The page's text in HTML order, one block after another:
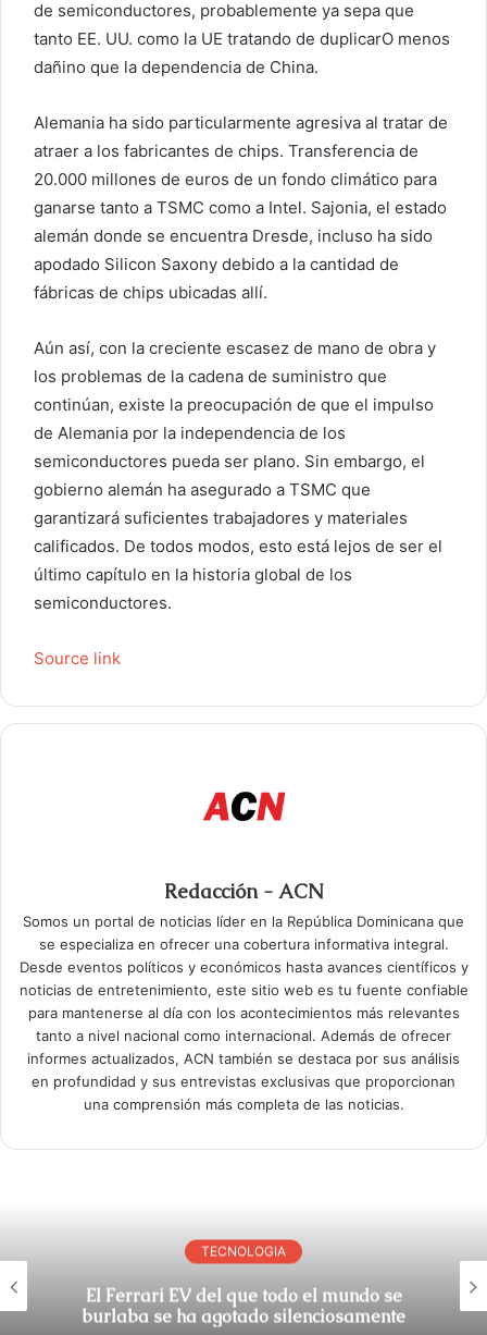
de semiconductores, probablemente ya sepa que
tanto EE. UU. como la UE tratando de duplicarO menos
dañino que la dependencia de China.
Alemania ha sido particularmente agresiva al tratar de
atraer a los fabricantes de chips. Transferencia de
20.000 millones de euros de un fondo climático para
ganarse tanto a TSMC como a Intel. Sajonia, el estado
alemán donde se encuentra Dresde, incluso ha sido
apodado Silicon Saxony debido a la cantidad de
fábricas de chips ubicadas allí.
Aún así, con la creciente escasez de mano de obra y
los problemas de la cadena de suministro que
continúan, existe la preocupación de que el impulso
de Alemania por la independencia de los
semiconductores pueda ser plano. Sin embargo, el
gobierno alemán ha asegurado a TSMC que
garantizará suficientes trabajadores y materiales
calificados. De todos modos, esto está lejos de ser el
último capítulo en la historia global de los
semiconductores.
Source link
Redacción - ACN
Somos un portal de noticias líder en la República Dominicana que
se especializa en ofrecer una cobertura informativa integral.
Desde eventos políticos y económicos hasta avances científicos y
noticias de entretenimiento, este sitio web es tu fuente confiable
para mantenerse al día con los acontecimientos más relevantes
tanto a nivel nacional como internacional. Además de ofrecer
informes actualizados, ACN también se destaca por sus análisis
en profundidad y sus entrevistas exclusivas que proporcionan
una comprensión más completa de las noticias.
TECNOLOGIA
El Ferrari EV del que todo el mundo se
burlaba se ha agotado silenciosamente